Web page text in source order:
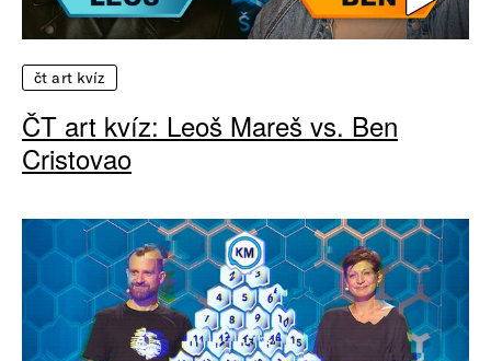
čt art kvíz
ČT art kvíz: Leoš Mareš vs. Ben
Cristovao